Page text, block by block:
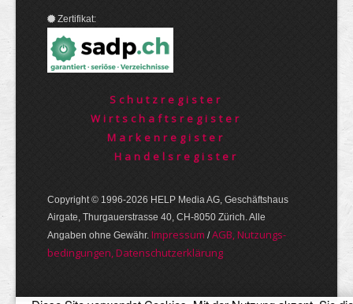
Zertifikat:
Schutzregister
Wirtschaftsregister
Markenregister
Handelsregister
Copyright © 1996-2026 HELP Media AG, Geschäftshaus
Airgate, Thurgauer­strasse 40, CH-8050 Zürich. Alle
Angaben ohne Gewähr. Im­pres­sum /AGB, Nut­zungs­
bedin­gungen, Daten­schutz­er­klärung